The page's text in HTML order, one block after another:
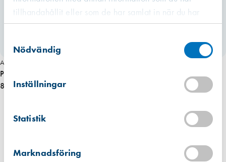
tillhandahållit eller som de har samlat in när du har
använt deras tjänster.
Nödvändig
Inställningar
Statistik
Marknadsföring
Art. nr 2846
Packning till kolv T22
88,00 kr
Slut i lager
Förväntad leverans: 2026-10-02
Hitta hit
Hitta hit